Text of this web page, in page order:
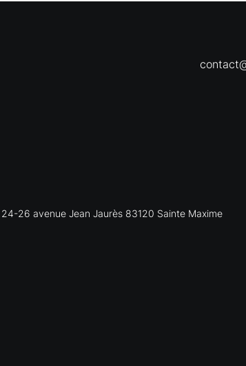
26 avenue Jean Jaurès 83120 Sainte Maxime